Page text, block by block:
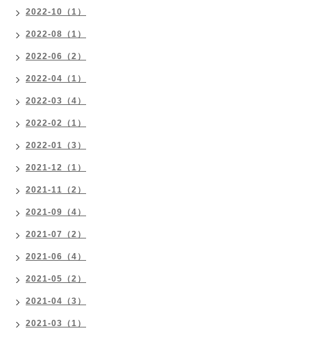
2022-10（1）
2022-08（1）
2022-06（2）
2022-04（1）
2022-03（4）
2022-02（1）
2022-01（3）
2021-12（1）
2021-11（2）
2021-09（4）
2021-07（2）
2021-06（4）
2021-05（2）
2021-04（3）
2021-03（1）